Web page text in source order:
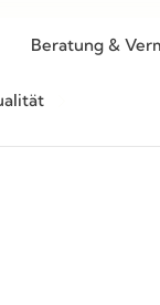
Beratung &